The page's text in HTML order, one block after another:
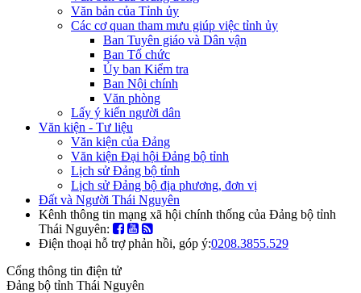
Văn bản của Tỉnh ủy
Các cơ quan tham mưu giúp việc tỉnh ủy
Ban Tuyên giáo và Dân vận
Ban Tổ chức
Ủy ban Kiểm tra
Ban Nội chính
Văn phòng
Lấy ý kiến người dân
Văn kiện - Tư liệu
Văn kiện của Đảng
Văn kiện Đại hội Đảng bộ tỉnh
Lịch sử Đảng bộ tỉnh
Lịch sử Đảng bộ địa phương, đơn vị
Đất và Người Thái Nguyên
Kênh thông tin mạng xã hội chính thống của Đảng bộ tỉnh
Thái Nguyên:
Điện thoại hỗ trợ phản hồi, góp ý:0208.3855.529
Cổng thông tin điện tử
Đảng bộ tỉnh Thái Nguyên